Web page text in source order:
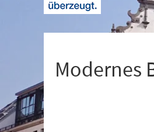
Modernes